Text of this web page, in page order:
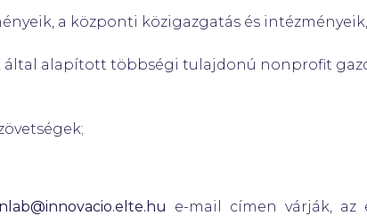
a központi közigazgatás és
által alapított többségi tulajdonú nonprofit
e-mail címen várják,